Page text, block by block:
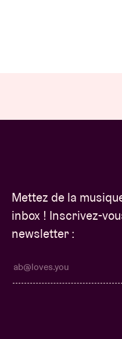
Mettez de la
inbox ! Inscrivez-
newsletter :